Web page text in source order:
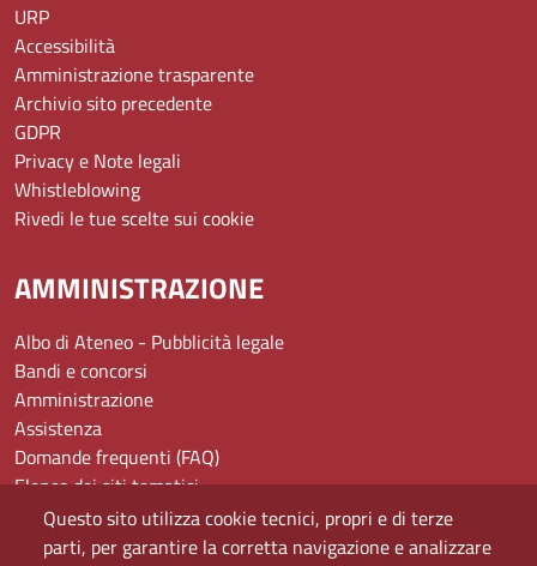
Questo sito utilizza cookie tecnici, propri e di terze
parti, per garantire la corretta navigazione e analizzare
URP
Accessibilità
Amministrazione trasparente
Archivio sito precedente
GDPR
Privacy e Note legali
Whistleblowing
Rivedi le tue scelte sui cookie
AMMINISTRAZIONE
Albo di Ateneo - Pubblicità legale
Bandi e concorsi
Amministrazione
Assistenza
Domande frequenti (FAQ)
Elenco dei siti tematici
Mappa del sito
PEC